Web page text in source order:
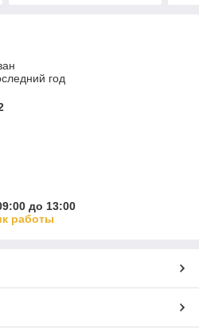
год
до 13:00
работы